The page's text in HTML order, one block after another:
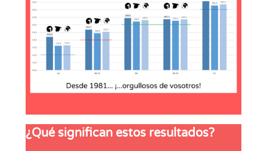
¿Qué significan estos resultados?